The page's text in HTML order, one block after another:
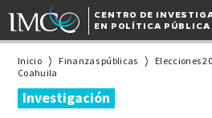
CENTRO DE
EN POLÍTICA PÚBLICA
Inicio Finanzas públicas
Elecciones
Coahuila
Investigación